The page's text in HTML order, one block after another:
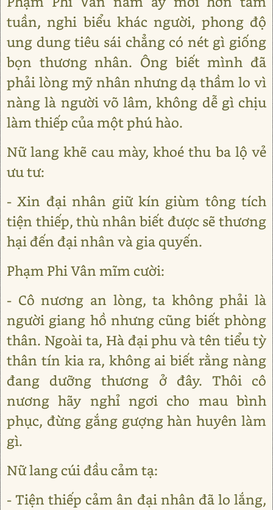
tuần, nghi biểu khác người, phong độ
ung dung tiêu sái chẳng có nét gì giống
bọn thương nhân. Ông biết mình đã
phải lòng mỹ nhân nhưng dạ thầm lo vì
nàng là người võ lâm, không dễ gì chịu
làm thiếp của một phú hào.
Nữ lang khẽ cau mày, khoé thu ba lộ vẻ
ưu tư:
- Xin đại nhân giữ kín giùm tông tích
tiện thiếp, thù nhân biết được sẽ thương
hại đến đại nhân và gia quyến.
Phạm Phi Vân mĩm cười:
- Cô nương an lòng, ta không phải là
người giang hồ nhưng cũng biết phòng
thân. Ngoài ta, Hà đại phu và tên tiểu tỳ
thân tín kia ra, không ai biết rằng nàng
đang dưỡng thương ở đây. Thôi cô
nương hãy nghỉ ngơi cho mau bình
phục, đừng gắng gượng hàn huyên làm
gì.
Nữ lang cúi đầu cảm tạ:
- Tiện thiếp cảm ân đại nhân đã lo lắng,